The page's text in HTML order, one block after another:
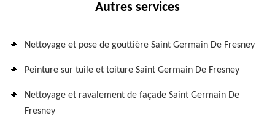
Autres services
Nettoyage et pose de gouttière Saint Germain De Fresney
Peinture sur tuile et toiture Saint Germain De Fresney
Nettoyage et ravalement de façade Saint Germain De
Fresney